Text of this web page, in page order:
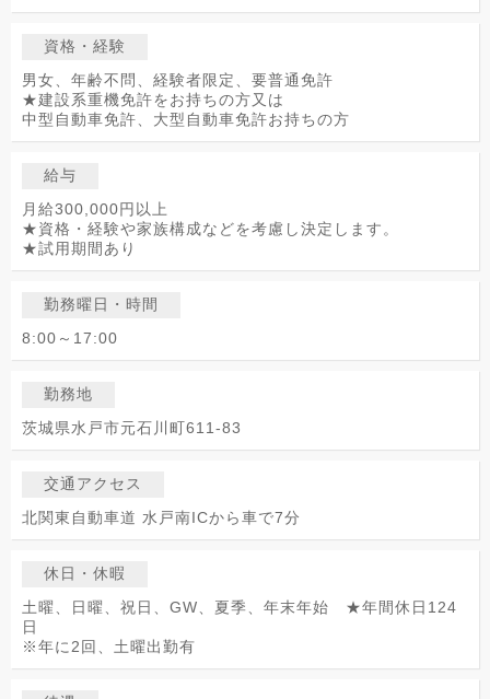
資格・経験
男女、年齢不問、経験者限定、要普通免許
★建設系重機免許をお持ちの方又は
中型自動車免許、大型自動車免許お持ちの方
給与
月給300,000円以上
★資格・経験や家族構成などを考慮し決定します。
★試用期間あり
勤務曜日・時間
8:00～17:00
勤務地
茨城県水戸市元石川町611-83
交通アクセス
北関東自動車道 水戸南ICから車で7分
休日・休暇
土曜、日曜、祝日、GW、夏季、年末年始 ★年間休日124
日
※年に2回、土曜出勤有